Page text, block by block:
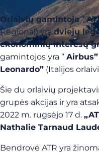
Orlaivių gamintoja”
Régional) yradviejų
ekonominių interesų
gamintojos yra ” Airbus”
Leonardo” (Italijos
Šie du orlaivių
grupės akcijas ir yra
2022 m. rugsėjo 17 d.
Nathalie Tarnaud
Bendrovė ATR yra